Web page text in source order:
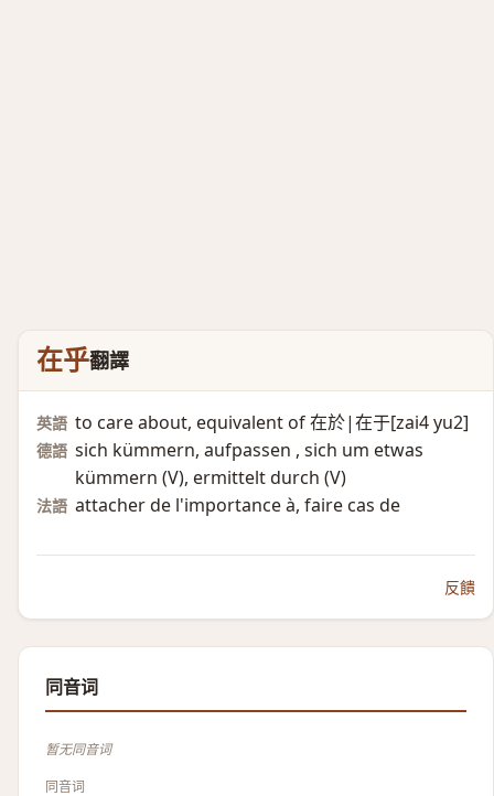
在乎翻譯
英語 to care about, equivalent of 在於|在于[zai4 yu2]
德語 sich kümmern, aufpassen , sich um etwas
kümmern (V)​, ermittelt durch (V)​
法語 attacher de l'importance à, faire cas de
反饋
同音词
暂无同音词
同音词